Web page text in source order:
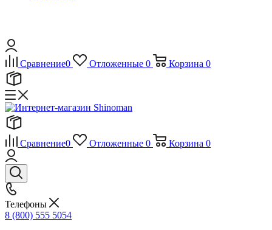
Сравнение0 Отложенные 0 Корзина 0
Сравнение0 Отложенные 0 Корзина 0
Телефоны
8 (800) 555 5054